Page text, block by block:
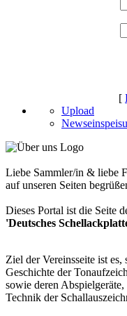
[
Upload
Liebe Sammler/in & liebe
auf unseren Seiten
Dieses Portal ist die Seite
'Deutsches
Ziel der Vereinsseite ist
Geschichte der
sowie deren
Technik der